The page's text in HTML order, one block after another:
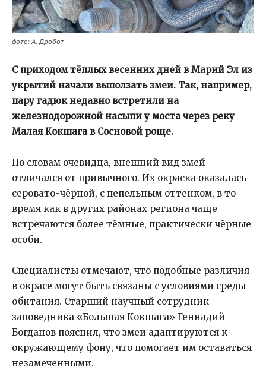
фото: А. Дробот
С приходом тёплых весенних дней в Марий Эл из
укрытий начали выползать змеи. Так, например,
пару гадюк недавно встретили на
железнодорожной насыпи у моста через реку
Малая Кокшага в Сосновой роще.
По словам очевидца, внешний вид змей
отличался от привычного. Их окраска оказалась
серовато-чёрной, с пепельным оттенком, в то
время как в других районах региона чаще
встречаются более тёмные, практически чёрные
особи.
Специалисты отмечают, что подобные различия
в окрасе могут быть связаны с условиями среды
обитания. Старший научный сотрудник
заповедника «Большая Кокшага» Геннадий
Богданов пояснил, что змеи адаптируются к
окружающему фону, что помогает им оставаться
незамеченными.